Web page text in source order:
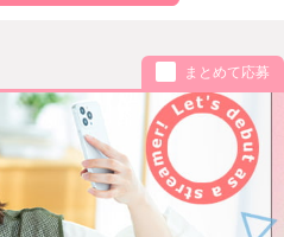
まとめて応募